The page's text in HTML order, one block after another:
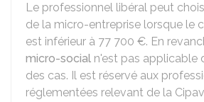
Le professionnel libéral peut
de la micro-entreprise lorsque le
est inférieur à 77 700 €. En
micro-social n'est pas applicable
des cas. Il est réservé aux
réglementées relevant de la